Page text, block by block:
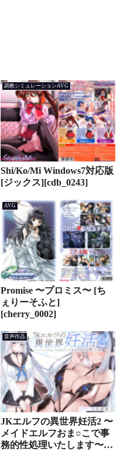
調教シミュレーションAVG
Shi/Ko/Mi Windows7対応版
[ジックス][cdb_0243]
AVG
Promise 〜プロミス〜 [ち
ぇりーそふと]
[cherry_0002]
音声作品
JKエルフの異世界妊活2 〜
メイドエルフおま○こで事
務的性処理いたします〜